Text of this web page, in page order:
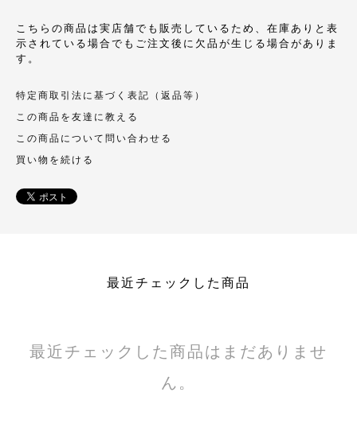
こちらの商品は実店舗でも販売しているため、在庫ありと表
示されている場合でもご注文後に欠品が生じる場合がありま
す。
特定商取引法に基づく表記（返品等）
この商品を友達に教える
この商品について問い合わせる
買い物を続ける
最近チェックした商品
最近チェックした商品はまだありませ
ん。